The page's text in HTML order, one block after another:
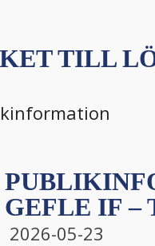
TILL
GEFLE IF –
2026-05-23